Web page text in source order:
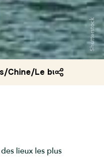
Shutterstock
/Chine/Le bund
lieux les plus